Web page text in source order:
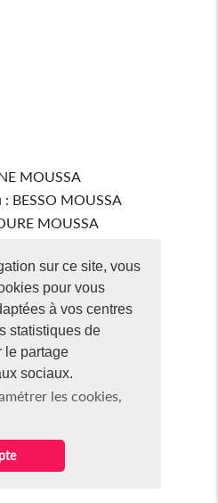
sur ce site, vous
pour vous
à vos centres
statistiques de
le partage
sociaux.
les cookies,
MOUSSA
BESSO MOUSSA
MOUSSA
Hamadou